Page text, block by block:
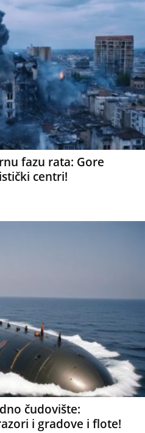
fazu rata: Gore
centri!
čudovište:
i gradove i flote!